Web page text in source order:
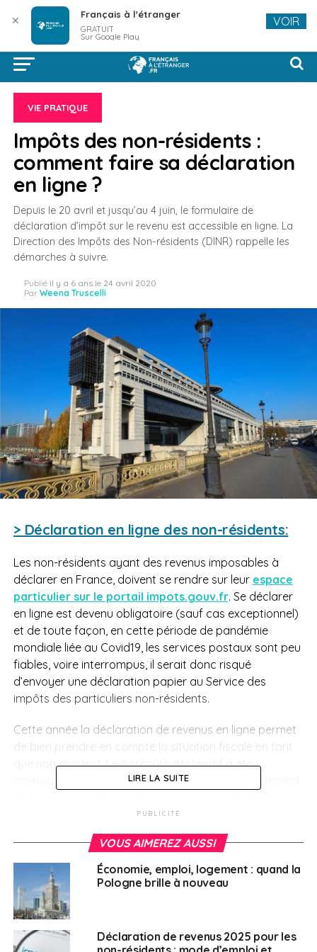
VIE PRATIQUE
Impôts des non-résidents :
comment faire sa déclaration
en ligne ?
Depuis le 20 avril et jusqu’au 4 juin, le formulaire de
déclaration d’impôt sur le revenu est accessible en ligne. La
Direction des Impôts des Non-résidents (DINR) rappelle les
démarches à suivre.
Publié il y a 6 ans le 24 avril 2020
Par Weena Truscelli
> Déclaration en ligne des non-résidents:
Les non-résidents ayant des revenus imposables à
déclarer en France, doivent se rendre sur leur espace
particulier sur le portail impots.gouv.fr. Se déclarer
en ligne est devenu obligatoire (sauf cas exceptionnel)
et de toute façon, en cette période de pandémie
mondiale liée au Covid19, les services postaux sont peu
fiables, voire interrompus, il serait donc risqué
d’envoyer une déclaration papier au Service des
impôts des particuliers non-résidents.
Cette année la déclaration de revenus en ligne permet
de bien prendre en compte la situation fiscale en tant
que non résident. Le parcours déclaratif a été
aménagé pour permettre de bénéficier plus facilement
favorable aux usagers non résidents. Il faut donc,
choisir le taux moyen et indiquer les revenus mondiaux
concernés : la situation la plus favorable, entre
l’application du taux moyen et l’application du taux
minimum, sera dans tous les cas automatiquement
appliquée.
> Créer son espace personnel surle portail
LIRE LA SUITE
PUBLICITÉ
VOUS AIMEREZ AUSSI
Économie, emploi, logement : quand la
Pologne brille à nouveau
Déclaration de revenus 2025 pour les
✕ Français à l'étranger
GRATUIT
Sur Google Play
VOIR